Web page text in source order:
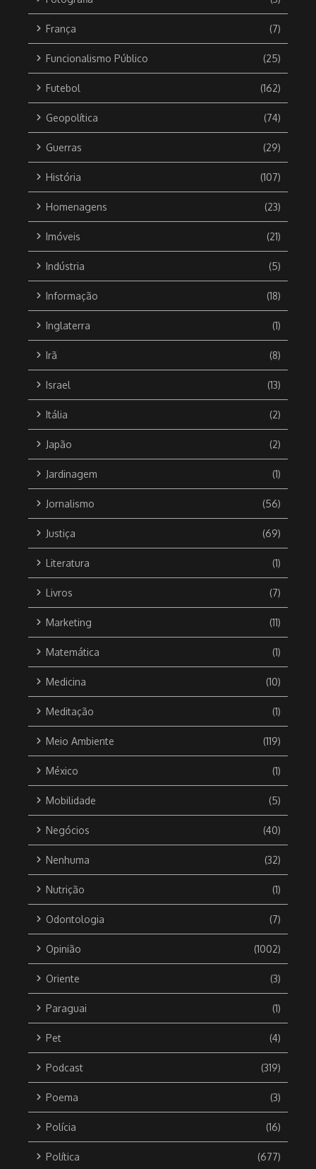
França (7)
Funcionalismo Público (25)
Futebol (162)
Geopolítica (74)
Guerras (29)
História (107)
Homenagens (23)
Imóveis (21)
Indústria (5)
Informação (18)
Inglaterra (1)
Irã (8)
Israel (13)
Itália (2)
Japão (2)
Jardinagem (1)
Jornalismo (56)
Justiça (69)
Literatura (1)
Livros (7)
Marketing (11)
Matemática (1)
Medicina (10)
Meditação (1)
Meio Ambiente (119)
México (1)
Mobilidade (5)
Negócios (40)
Nenhuma (32)
Nutrição (1)
Odontologia (7)
Opinião (1002)
Oriente (3)
Paraguai (1)
Pet (4)
Podcast (319)
Poema (3)
Polícia (16)
Política (677)